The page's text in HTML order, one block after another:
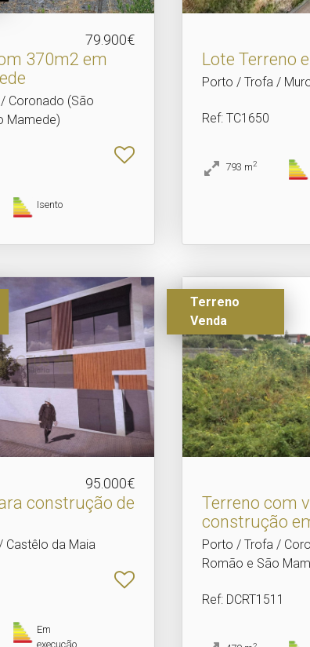
79.900€
370m2 em
Coronado (São
Mamede)
Isento
Lote Terreno
Porto / Trofa /
Ref: TC1650
793 m2
95.000€
construção de
Castêlo da Maia
Em
execução
Terreno
Venda
Terreno com
construção
Porto / Trofa /
Romão e São
Ref: DCRT1511